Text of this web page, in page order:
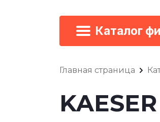
Каталог
Главная страница